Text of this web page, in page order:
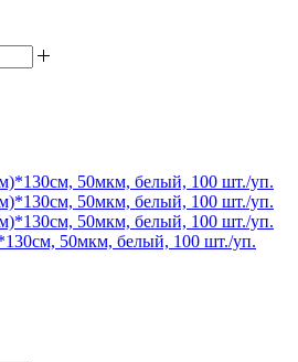
50мкм, белый, 100 шт./уп.